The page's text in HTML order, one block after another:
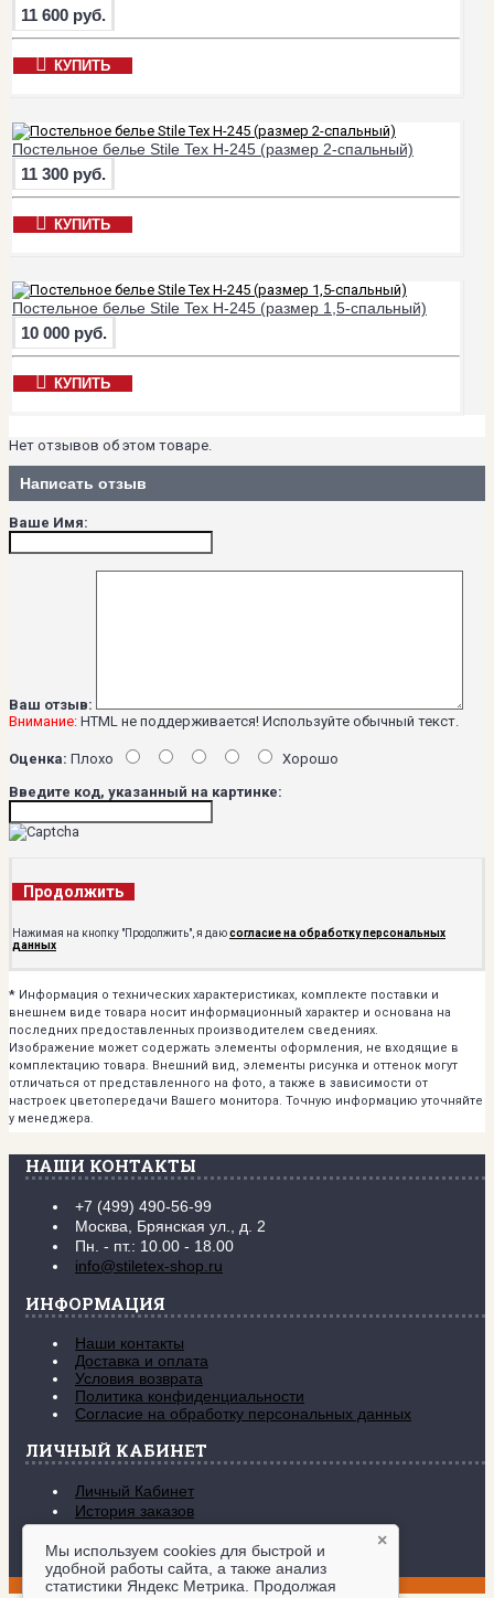
11 600 руб.
КУПИТЬ
Постельное белье Stile Tex H-245 (размер 2-спальный)
11 300 руб.
КУПИТЬ
Постельное белье Stile Tex H-245 (размер 1,5-спальный)
10 000 руб.
КУПИТЬ
Нет отзывов об этом товаре.
Написать отзыв
Ваше Имя:
Ваш отзыв:
Внимание: HTML не поддерживается! Используйте обычный текст.
Оценка: Плохо
Хорошо
Введите код, указанный на картинке:
Продолжить
Нажимая на кнопку "Продолжить", я даюсогласие на обработку персональных
данных
* Информация о технических характеристиках, комплекте поставки и
внешнем виде товара носит информационный характер и основана на
последних предоставленных производителем сведениях.
Изображение может содержать элементы оформления, не входящие в
комплектацию товара. Внешний вид, элементы рисунка и оттенок могут
отличаться от представленного на фото, а также в зависимости от
настроек цветопередачи Вашего монитора. Точную информацию уточняйте
у менеджера.
НАШИ КОНТАКТЫ
+7 (499) 490-56-99
Москва, Брянская ул., д. 2
Пн. - пт.: 10.00 - 18.00
info@stiletex-shop.ru
ИНФОРМАЦИЯ
Наши контакты
Доставка и оплата
Условия возврата
Политика конфиденциальности
Согласие на обработку персональных данных
ЛИЧНЫЙ КАБИНЕТ
Личный Кабинет
История заказов
Закладки (0)
Рассылка новостей
www.stiletex-shop.ru © 2017-2026
×
Мы используем cookies для быстрой и
удобной работы сайта, а также анализ
статистики Яндекс Метрика. Продолжая